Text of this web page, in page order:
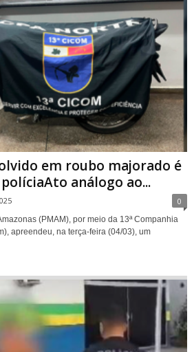
em roubo majorado é
análogo ao...
0
(PMAM), por meio da 13ª Companhia
apreendeu, na terça-feira (04/03), um